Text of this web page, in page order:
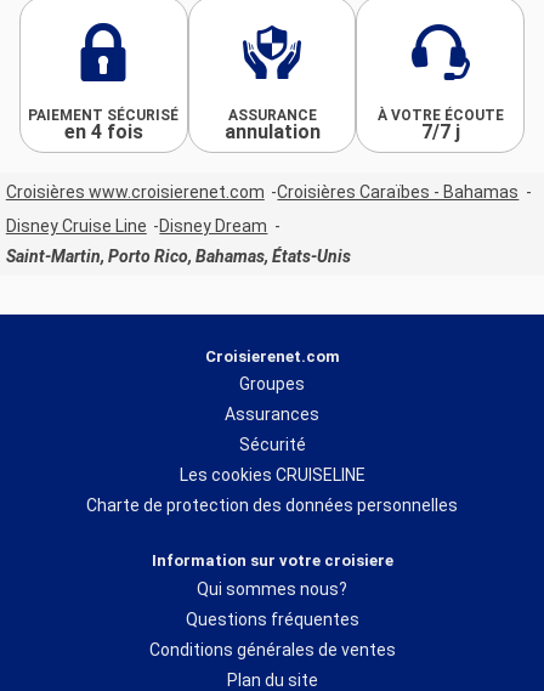
PAIEMENT SÉCURISÉ
en 4 fois
ASSURANCE
annulation
À VOTRE ÉCOUTE
7/7 j
Croisières www.croisierenet.com
Croisières Caraïbes - Bahamas
Disney Cruise Line
Disney Dream
Saint-Martin, Porto Rico, Bahamas, États-Unis
Croisierenet.com
Groupes
Assurances
Sécurité
Les cookies CRUISELINE
Charte de protection des données personnelles
Information sur votre croisiere
Qui sommes nous?
Questions fréquentes
Conditions générales de ventes
Plan du site